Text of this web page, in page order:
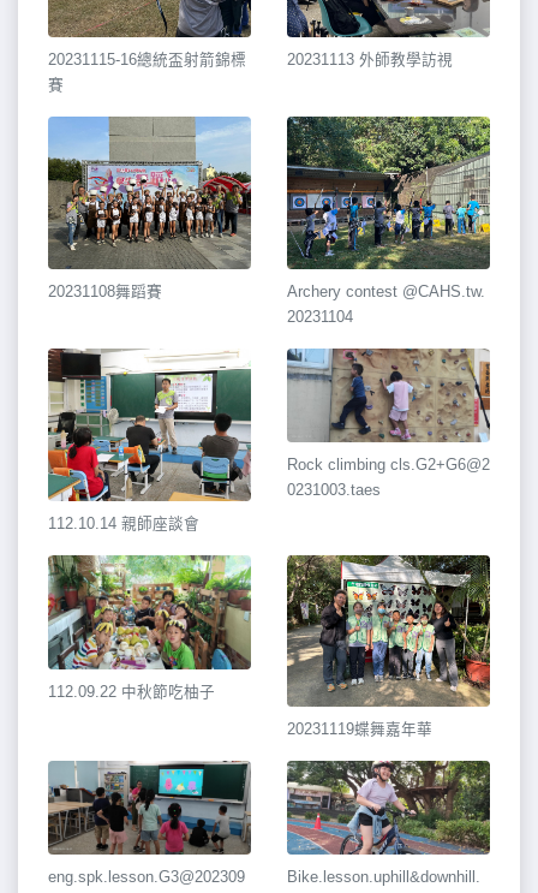
20231115-16總統盃射箭錦標
賽
20231113 外師教學訪視
20231108舞蹈賽
Archery contest @CAHS.tw.
20231104
112.10.14 親師座談會
Rock climbing cls.G2+G6@2
0231003.taes
112.09.22 中秋節吃柚子
20231119蝶舞嘉年華
eng.spk.lesson.G3@202309
Bike.lesson.uphill&downhill.